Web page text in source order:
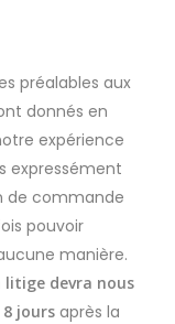
préalables aux
donnés en
expérience
expressément
de commande
pouvoir
manière.
devra nous
joursaprès la